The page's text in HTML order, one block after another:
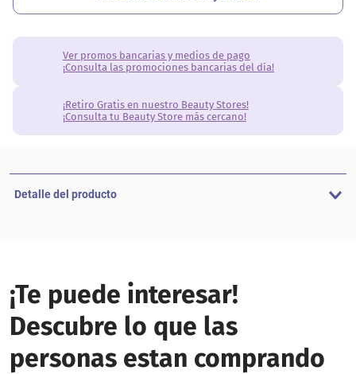
Ver promos bancarias y medios de pago
¡Consulta las promociones bancarias del día!
¡Retiro Gratis en nuestro Beauty Stores!
¡Consulta tu Beauty Store más cercano!
Detalle del producto
¡Te puede interesar!
Descubre lo que las
personas estan comprando